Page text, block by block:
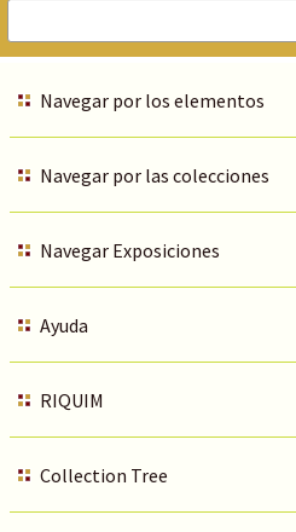
Navegar por los elementos
Navegar por las colecciones
Navegar Exposiciones
Ayuda
RIQUIM
Collection Tree